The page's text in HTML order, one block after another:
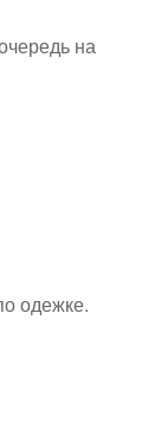
на
одежке.